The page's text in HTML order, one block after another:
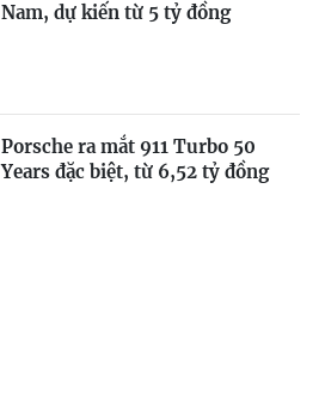
Nam, dự kiến từ 5 tỷ đồng
Porsche ra mắt 911 Turbo 50
Years đặc biệt, từ 6,52 tỷ đồng